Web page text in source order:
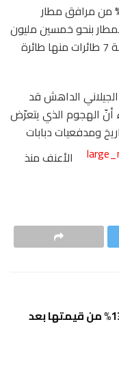
الحكومة الليبيّة المؤقتة تضرر 90% من مرافق مطار
بنحو خمسين مليون
دولار ستتكبدها الحكومة، إضافة إلى إصابة 7 طائرات منها طائرة
الداهش قد
أنباء أنّ الهجوم الذي يتعرّض
ومدفعيات دبابات
الأعنف منذ
أسهم “الجوية الماليزية” تفقد 13% من قيمتها بعد